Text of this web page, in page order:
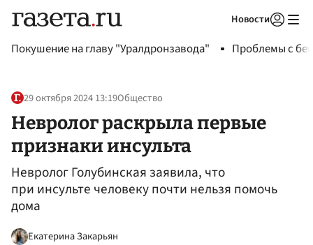
Новости
Покушение на главу "Уралдронзавода" Проблемы с
29 октября 2024 13:19Общество
Невролог раскрыла первые
признаки инсульта
Невролог Голубинская заявила, что
при инсульте человеку почти нельзя помочь
дома
Екатерина Закарьян